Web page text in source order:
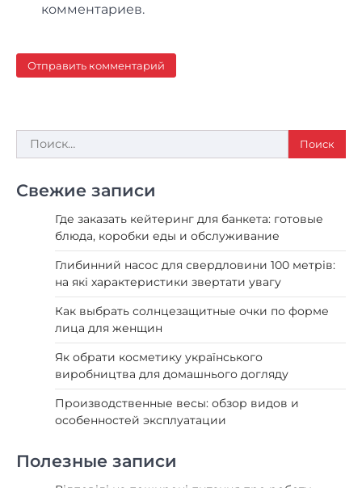
комментариев.
Найти:
Свежие записи
Где заказать кейтеринг для банкета: готовые
блюда, коробки еды и обслуживание
Глибинний насос для свердловини 100 метрів:
на які характеристики звертати увагу
Как выбрать солнцезащитные очки по форме
лица для женщин
Як обрати косметику українського
виробництва для домашнього догляду
Производственные весы: обзор видов и
особенностей эксплуатации
Полезные записи